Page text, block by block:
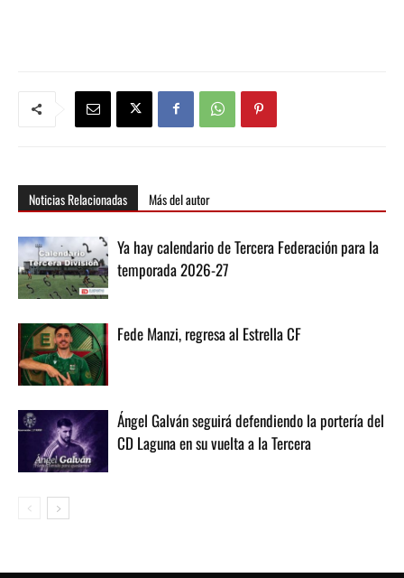
Noticias Relacionadas Más del autor
Ya hay calendario de Tercera Federación para la
temporada 2026-27
Fede Manzi, regresa al Estrella CF
Ángel Galván seguirá defendiendo la portería del
CD Laguna en su vuelta a la Tercera